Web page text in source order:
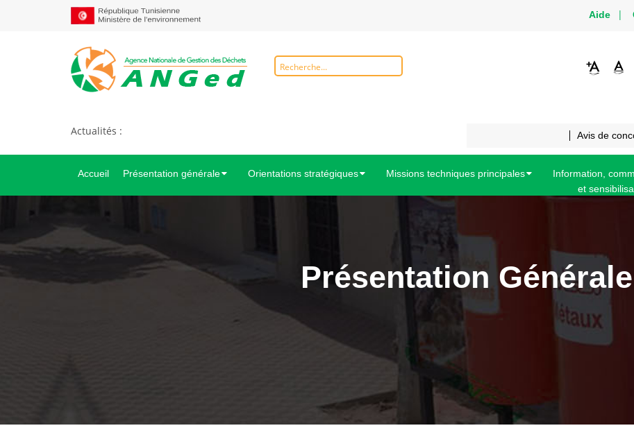
Aide |
Actualités : Avis de
Accueil Présentation générale Orientations stratégiques Missions techniques principales
Information,
et
Présentation Générale